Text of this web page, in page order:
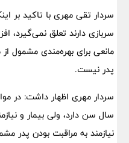
سردار تقی مهری با تاکید بر
مانعی برای بهره‌مندی مشمول
پدر نیست.
سال سن دارد، ولی بیمار و
نیازمند به مراقبت بودن پدر